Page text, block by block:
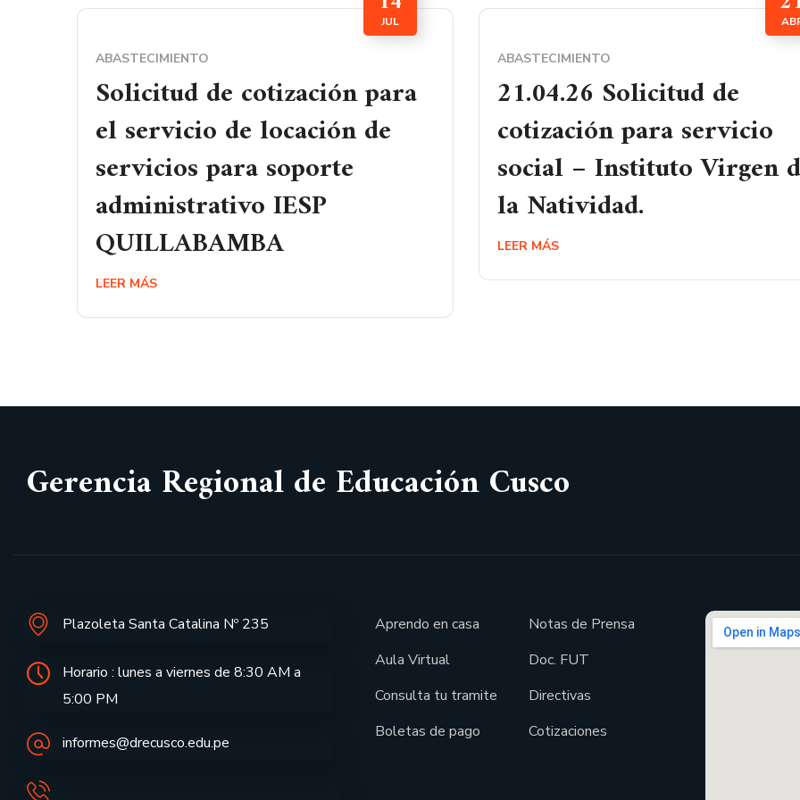
JUL
ABASTECIMIENTO
Solicitud de cotización para
el servicio de locación de
servicios para soporte
administrativo IESP
QUILLABAMBA
LEER MÁS
ABASTECIMIENTO
21.04.26 Solicitud de
cotización para servicio
social – Instituto Virgen
la Natividad.
LEER MÁS
Gerencia Regional de Educación Cusco
Plazoleta Santa Catalina Nº 235
Horario : lunes a viernes de 8:30 AM a
5:00 PM
informes@drecusco.edu.pe
Aprendo en casa
Aula Virtual
Consulta tu tramite
Boletas de pago
Notas de Prensa
Doc. FUT
Directivas
Cotizaciones